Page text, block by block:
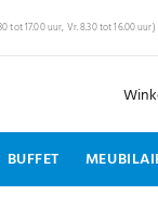
tot 17.00 uur, Vr. 8.30 tot 16.00 uur)
BUFFET